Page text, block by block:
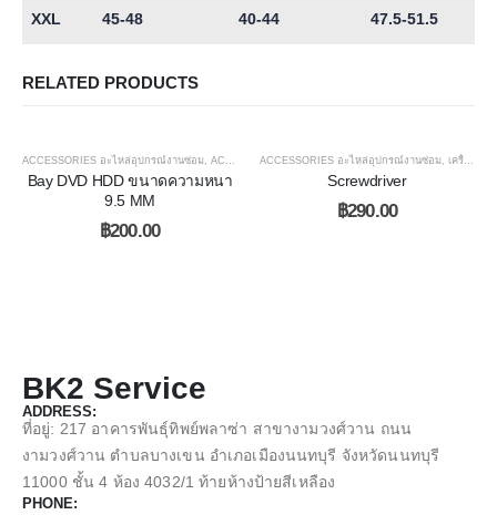
XXL 45-48 40-44 47.5-51.5
RELATED PRODUCTS
ACCESSORIES อะไหล่อุปกรณ์งานซ่อม ACCESSORIES อื่นๆ ,HDD SSD
Bay DVD HDD ขนาดความหนา
9.5 MM
฿200.00
ACCESSORIES อะไหล่อุปกรณ์งานซ่อม เครื่องมือช่าง
Screwdriver
฿290.00
BK2 Service
ADDRESS:
ที่อยู่: 217 อาคารพันธุ์ทิพย์พลาซ่า สาขางามวงศ์วาน ถนน
งามวงศ์วาน ตำบลบางเขน อำเภอเมืองนนทบุรี จังหวัดนนทบุรี
11000 ชั้น 4 ห้อง 4032/1 ท้ายห้างป้ายสีเหลือง
PHONE: